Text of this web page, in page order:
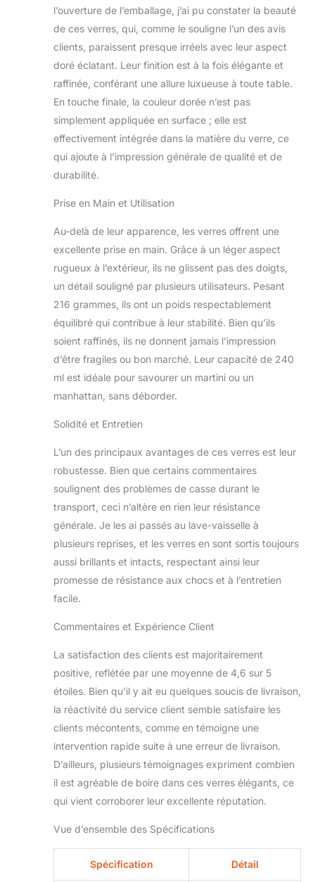
table. ENSEMBLE
OPTIMAL DE 6 VERRES:
Ce set comprend 6
verres à cocktail
magnifiquement
façonnés avec des
tiges longues et
élégantes. La couleur or
organique est
appliquée à l’extérieur
des verres, les rendant
pour une utilisation
conservant leur aspect
élégant. QUALITÉ
D'ALLEMAGNE: Stölzle
Lausitz, réputée pour
son savoir-faire
exceptionnel depuis
grande stabilité avec un
design parfaitement
équilibré qui favorise
une expérience de
épaisses contribuent à
la résistance aux
une durabilité de
longue durée. VOLUME
IDÉAL: Avec une
capacité de 240 ml, ces
parfaits pour servir des
cocktails comme le
d'autres. Leur forme
les arômes et
d'améliorer l'expérience
de dégustation, offrant
HÉRITAGE STÖLZLE
LAUSITZ: Depuis plus
de 130 ans, Stölzle
Lausitz incarne
du verre, alliant tradition
et technologie
raconte une histoire de
qualité, de style et
d'attention au détail, ce
qui en fait le choix
l’ouverture de l’emballage, j’ai pu constater la beauté
de ces verres, qui, comme le souligne l’un des avis
clients, paraissent presque irréels avec leur aspect
doré éclatant. Leur finition est à la fois élégante et
raffinée, conférant une allure luxueuse à toute table.
En touche finale, la couleur dorée n’est pas
simplement appliquée en surface ; elle est
effectivement intégrée dans la matière du verre, ce
qui ajoute à l’impression générale de qualité et de
durabilité.
Prise en Main et Utilisation
Au-delà de leur apparence, les verres offrent une
excellente prise en main. Grâce à un léger aspect
rugueux à l’extérieur, ils ne glissent pas des doigts,
un détail souligné par plusieurs utilisateurs. Pesant
216 grammes, ils ont un poids respectablement
équilibré qui contribue à leur stabilité. Bien qu’ils
soient raffinés, ils ne donnent jamais l’impression
d’être fragiles ou bon marché. Leur capacité de 240
ml est idéale pour savourer un martini ou un
manhattan, sans déborder.
Solidité et Entretien
L’un des principaux avantages de ces verres est leur
robustesse. Bien que certains commentaires
soulignent des problèmes de casse durant le
transport, ceci n’altère en rien leur résistance
générale. Je les ai passés au lave-vaisselle à
plusieurs reprises, et les verres en sont sortis toujours
aussi brillants et intacts, respectant ainsi leur
promesse de résistance aux chocs et à l’entretien
facile.
Commentaires et Expérience Client
La satisfaction des clients est majoritairement
positive, reflétée par une moyenne de 4,6 sur 5
étoiles. Bien qu’il y ait eu quelques soucis de livraison,
la réactivité du service client semble satisfaire les
clients mécontents, comme en témoigne une
intervention rapide suite à une erreur de livraison.
D’ailleurs, plusieurs témoignages expriment combien
il est agréable de boire dans ces verres élégants, ce
qui vient corroborer leur excellente réputation.
Vue d’ensemble des Spécifications
Spécification Détail